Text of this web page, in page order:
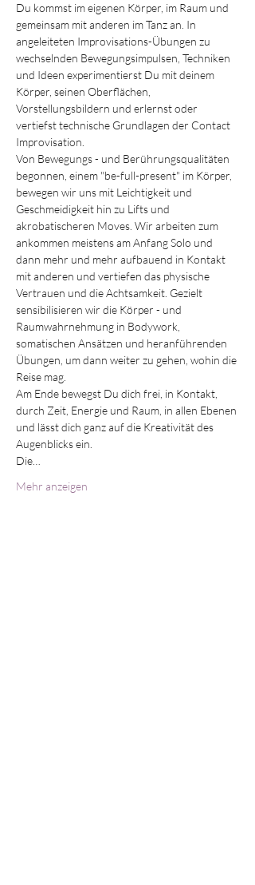
Du kommst im eigenen Körper, im Raum und
gemeinsam mit anderen im Tanz an. In
angeleiteten Improvisations-Übungen zu
wechselnden Bewegungsimpulsen, Techniken
und Ideen experimentierst Du mit deinem
Körper, seinen Oberflächen,
Vorstellungsbildern und erlernst oder
vertiefst technische Grundlagen der Contact
Improvisation.
Von Bewegungs - und Berührungsqualitäten
begonnen, einem "be-full-present" im Körper,
bewegen wir uns mit Leichtigkeit und
Geschmeidigkeit hin zu Lifts und
akrobatischeren Moves. Wir arbeiten zum
ankommen meistens am Anfang Solo und
dann mehr und mehr aufbauend in Kontakt
mit anderen und vertiefen das physische
Vertrauen und die Achtsamkeit. Gezielt
sensibilisieren wir die Körper - und
Raumwahrnehmung in Bodywork,
somatischen Ansätzen und heranführenden
Übungen, um dann weiter zu gehen, wohin die
Reise mag.
Am Ende bewegst Du dich frei, in Kontakt,
durch Zeit, Energie und Raum, in allen Ebenen
und lässt dich ganz auf die Kreativität des
Augenblicks ein.
Die…
Mehr anzeigen